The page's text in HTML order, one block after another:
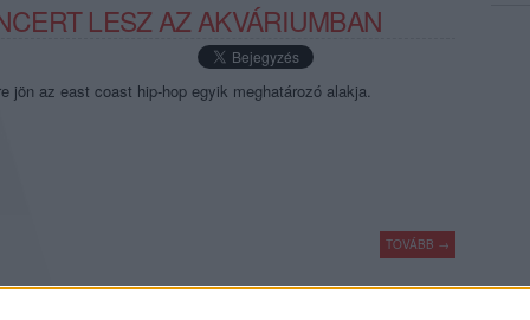
LESZ AZ AKVÁRIUMBAN
jön az east coast hip-hop egyik meghatározó alakja.
TOVÁBB →
akvárium klub